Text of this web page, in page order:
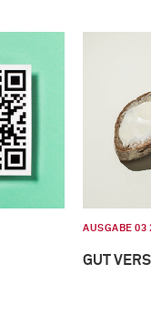
AUSGABE 03
GUT